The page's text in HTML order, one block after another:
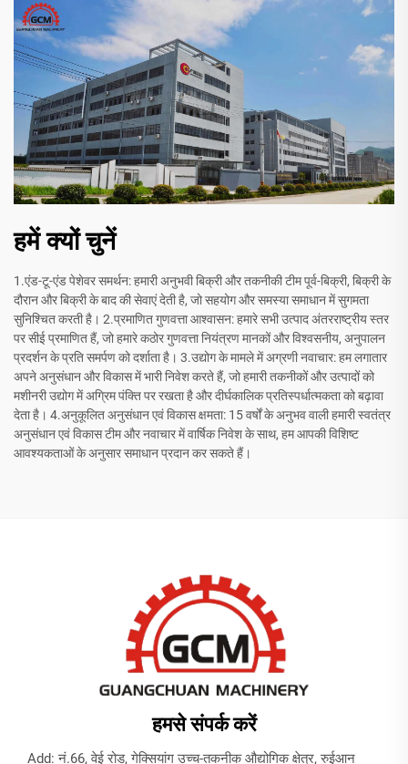
हमें क्यों चुनें
1.एंड-टू-एंड पेशेवर समर्थन: हमारी अनुभवी बिक्री और तकनीकी टीम पूर्व-बिक्री, बिक्री के
दौरान और बिक्री के बाद की सेवाएं देती है, जो सहयोग और समस्या समाधान में सुगमता
सुनिश्चित करती है। 2.प्रमाणित गुणवत्ता आश्वासन: हमारे सभी उत्पाद अंतरराष्ट्रीय स्तर
पर सीई प्रमाणित हैं, जो हमारे कठोर गुणवत्ता नियंत्रण मानकों और विश्वसनीय, अनुपालन
प्रदर्शन के प्रति समर्पण को दर्शाता है। 3.उद्योग के मामले में अग्रणी नवाचार: हम लगातार
अपने अनुसंधान और विकास में भारी निवेश करते हैं, जो हमारी तकनीकों और उत्पादों को
मशीनरी उद्योग में अग्रिम पंक्ति पर रखता है और दीर्घकालिक प्रतिस्पर्धात्मकता को बढ़ावा
देता है। 4.अनुकूलित अनुसंधान एवं विकास क्षमता: 15 वर्षों के अनुभव वाली हमारी स्वतंत्र
अनुसंधान एवं विकास टीम और नवाचार में वार्षिक निवेश के साथ, हम आपकी विशिष्ट
आवश्यकताओं के अनुसार समाधान प्रदान कर सकते हैं।
हमसे संपर्क करें
Add: नं.66, वेई रोड, गेक्सियांग उच्च-तकनीक औद्योगिक क्षेत्र, रुईआन